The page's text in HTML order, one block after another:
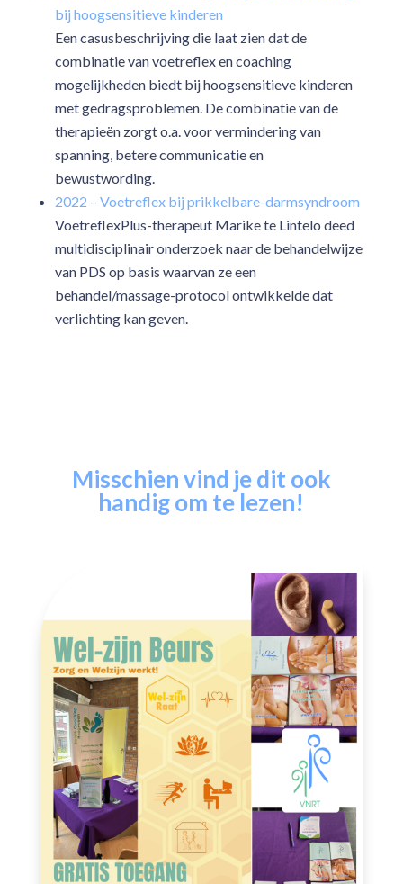
bij hoogsensitieve kinderen
Een casusbeschrijving die laat zien dat de
combinatie van voetreflex en coaching
mogelijkheden biedt bij hoogsensitieve kinderen
met gedragsproblemen. De combinatie van de
therapieën zorgt o.a. voor vermindering van
spanning, betere communicatie en
bewustwording.
2022 – Voetreflex bij prikkelbare-darmsyndroom
VoetreflexPlus-therapeut Marike te Lintelo deed
multidisciplinair onderzoek naar de behandelwijze
van PDS op basis waarvan ze een
behandel/massage-protocol ontwikkelde dat
verlichting kan geven.
Misschien vind je dit ook
handig om te lezen!